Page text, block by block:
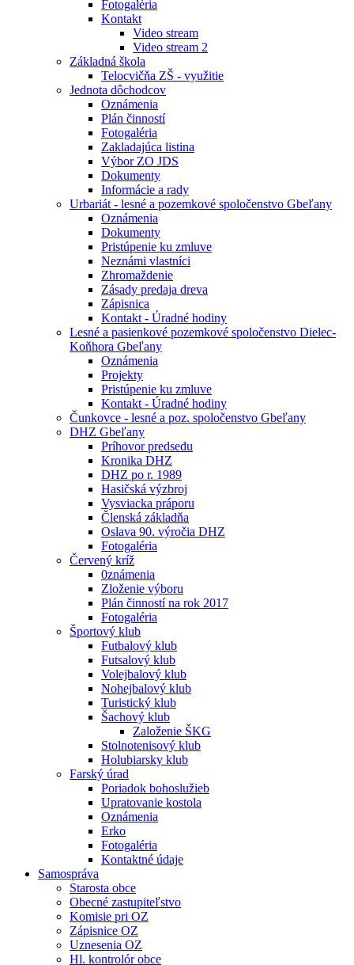
Fotogaléria
Kontakt
Video stream
Video stream 2
Základná škola
Telocvičňa ZŠ - využitie
Jednota dôchodcov
Oznámenia
Plán činností
Fotogaléria
Zakladajúca listina
Výbor ZO JDS
Dokumenty
Informácie a rady
Urbariát - lesné a pozemkové spoločenstvo Gbeľany
Oznámenia
Dokumenty
Pristúpenie ku zmluve
Neznámi vlastníci
Zhromaždenie
Zásady predaja dreva
Zápisnica
Kontakt - Úradné hodiny
Lesné a pasienkové pozemkové spoločenstvo Dielec-
Koňhora Gbeľany
Oznámenia
Projekty
Pristúpenie ku zmluve
Kontakt - Úradné hodiny
Čunkovce - lesné a poz. spoločenstvo Gbeľany
DHZ Gbeľany
Príhovor predsedu
Kronika DHZ
DHZ po r. 1989
Hasičská výzbroj
Vysviacka práporu
Členská základňa
Oslava 90. výročia DHZ
Fotogaléria
Červený kríž
0známenia
Zloženie výboru
Plán činností na rok 2017
Fotogaléria
Športový klub
Futbalový klub
Futsalový klub
Volejbalový klub
Nohejbalový klub
Turistický klub
Šachový klub
Založenie ŠKG
Stolnotenisový klub
Holubiarsky klub
Farský úrad
Poriadok bohoslužieb
Upratovanie kostola
Oznámenia
Erko
Fotogaléria
Kontaktné údaje
Samospráva
Starosta obce
Obecné zastupiteľstvo
Komisie pri OZ
Zápisnice OZ
Uznesenia OZ
Hl. kontrolór obce